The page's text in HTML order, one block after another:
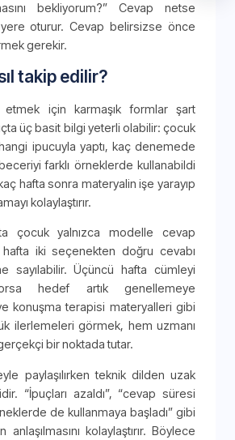
bekliyorum?” Cevap netse
oturur. Cevap belirsizse önce
gerekir.
takip edilir?
etmek için karmaşık formlar şart
üç basit bilgi yeterli olabilir: çocuk
ipucuyla yaptı, kaç denemede
farklı örneklerde kullanabildi
hafta sonra materyalin işe yarayıp
kolaylaştırır.
çocuk yalnızca modelle cevap
iki seçenekten doğru cevabı
sayılabilir. Üçüncü hafta cümleyi
hedef artık genellemeye
konuşma terapisi materyalleri gibi
ilerlemeleri görmek, hem uzmanı
bir noktada tutar.
paylaşılırken teknik dilden uzak
“İpuçları azaldı”, “cevap süresi
de kullanmaya başladı” gibi
kolaylaştırır. Böylece